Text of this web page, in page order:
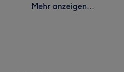
Mehr anzeigen...